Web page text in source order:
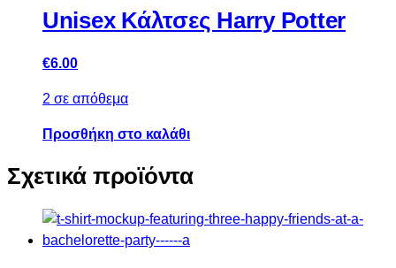
Unisex Κάλτσες Harry Potter
€6.00
2 σε απόθεμα
Προσθήκη στο καλάθι
Σχετικά προϊόντα